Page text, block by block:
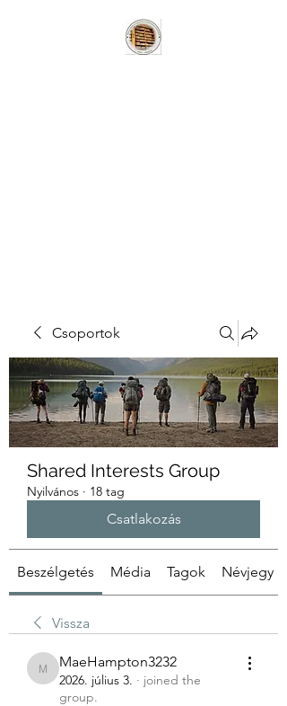
Csoportok
Shared Interests Group
Nyilvános · 18 tag
Csatlakozás
Beszélgetés Média Tagok Névjegy
Vissza
MaeHampton3232
MaeHampton3232
2026. július 3. · joined the
group.